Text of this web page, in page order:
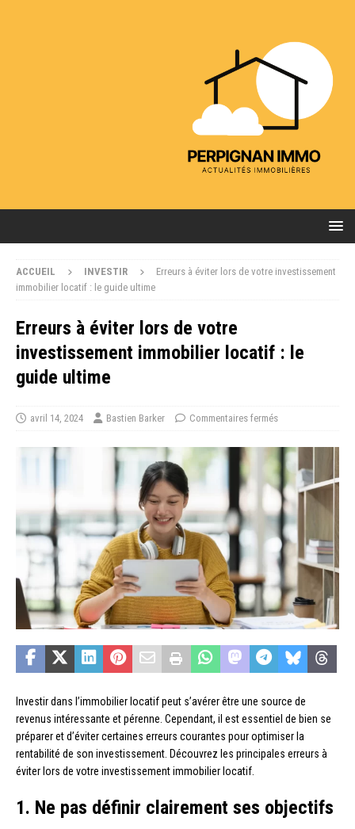
ACCUEIL INVESTIR
Erreurs à éviter lors de votre investissement
immobilier locatif : le guide ultime
Erreurs à éviter lors de votre
investissement immobilier locatif : le
guide ultime
avril 14, 2024 Bastien Barker Commentaires fermés
Investir dans l’immobilier locatif peut s’avérer être une source de
revenus intéressante et pérenne. Cependant, il est essentiel de bien se
préparer et d’éviter certaines erreurs courantes pour optimiser la
rentabilité de son investissement. Découvrez les principales erreurs à
éviter lors de votre investissement immobilier locatif.
1. Ne pas définir clairement ses objectifs